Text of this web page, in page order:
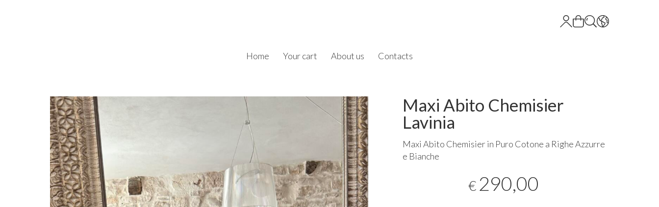
Home Your cart About us Contacts
Maxi Abito Chemisier
Lavinia
Maxi Abito Chemisier in Puro Cotone a Righe Azzurre
e Bianche
€ 290,00